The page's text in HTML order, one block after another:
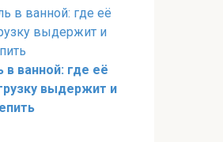
ванной: где её
выдержит и